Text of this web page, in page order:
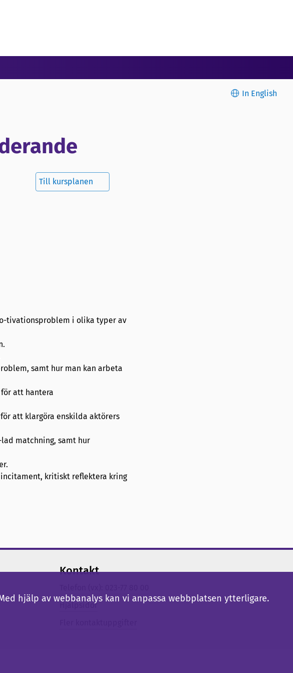
In English
Till kursplanen
tivationsproblem i olika typer av
samt hur man kan arbeta
att hantera
att klargöra enskilda aktörers
matchning, samt hur
kritiskt reflektera kring
Kontakt
Hjälpsidor
hjälp av webbanalys kan vi anpassa webbplatsen ytterligare.